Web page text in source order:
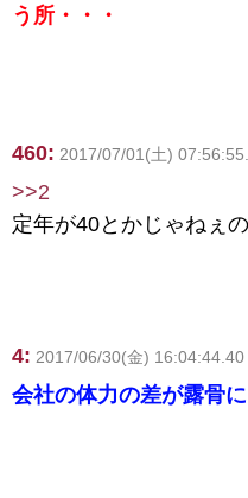
う所・・・
460: 2017/07/01(土)
>>2
定年が40とかじゃねぇ
4: 2017/06/30(金)
会社の体力の差が露骨